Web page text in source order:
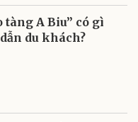
tàng A Biu” có gì
du khách?